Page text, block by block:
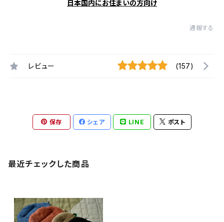
日本国内にお住まいの方向け
通報する
レビュー (157)
保存 シェア LINE ポスト
最近チェックした商品